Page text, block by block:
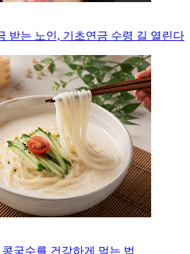
받는 노인, 기초연금 수령 길 열린다
콩국수를 건강하게 먹는 법